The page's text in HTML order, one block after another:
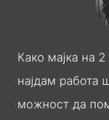
Како мајка на
најдам работа
можност да